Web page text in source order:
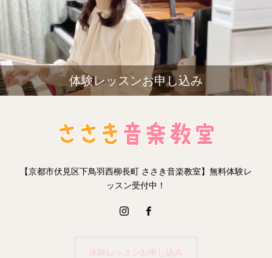
体験レッスンお申し込み
【京都市伏見区下鳥羽西柳長町 ささき音楽教室】無料体験レ
ッスン受付中！
体験レッスンお申し込み